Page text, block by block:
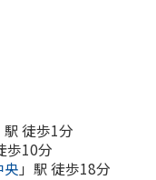
駅 徒歩1分
歩10分
央 」駅 徒歩18分